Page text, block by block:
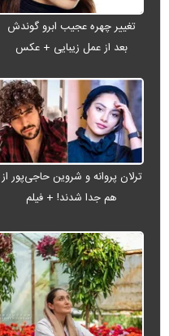
تغییر چهره عجیب ابرو گوندش
بعد از عمل زیبایی + عکس
ترلان پروانه و شروین حاجی‌پور از
هم جدا شدند! + فیلم